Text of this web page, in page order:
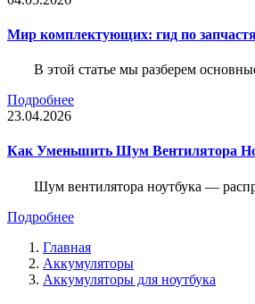
Мир комплектующих: гид по
В этой статье мы разберем
Подробнее
23.04.2026
Как Уменьшить Шум Вентилятора
Шум вентилятора ноутбука —
Подробнее
Главная
Аккумуляторы
Аккумуляторы для ноутбука